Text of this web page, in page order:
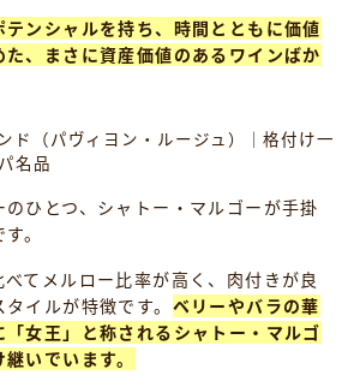
ンシャルを持ち、時間とともに価値
、まさに資産価値のあるワインばか
ド（パヴィヨン・ルージュ）｜格付け一
名品
ひとつ、シャトー・マルゴーが手掛
。
てメルロー比率が高く、肉付きが良
イルが特徴です。 ベリーやバラの華
女王」と称されるシャトー・マルゴ
いでいます。